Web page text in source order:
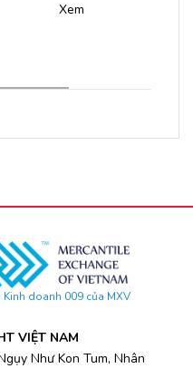
Xem
Kinh doanh 009 của MXV
VIỆT NAM
Như Kon Tum, Nhân